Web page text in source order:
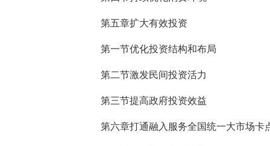
第五章扩大有效投资
第一节优化投资结构和布局
第二节激发民间投资活力
第三节提高政府投资效益
第六章打通融入服务全国统一大市场卡